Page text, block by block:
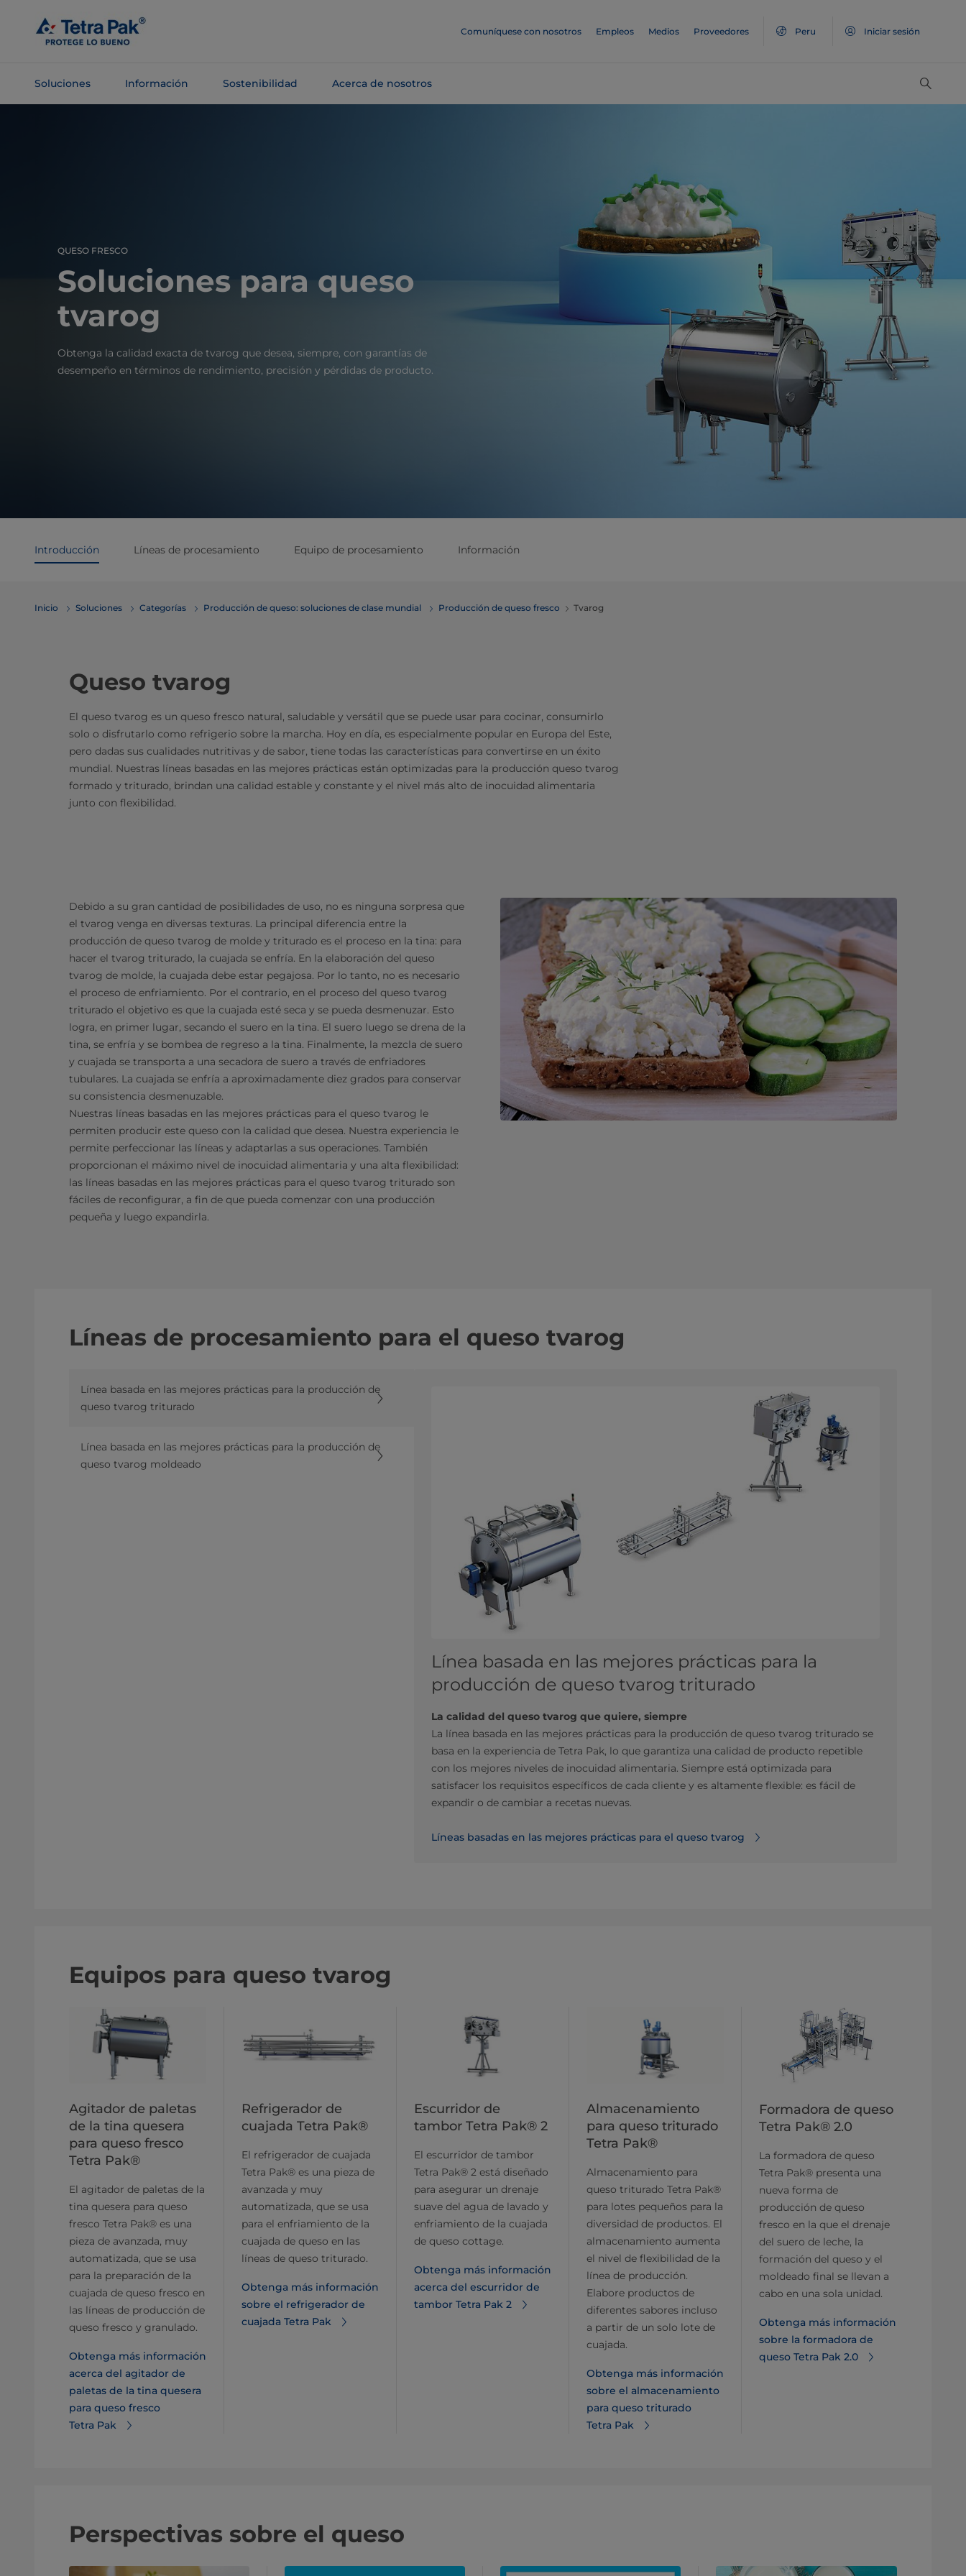
contenido
principal
Comuníquese con nosotros Empleos Medios Proveedores Peru Iniciar sesión
Soluciones Información Sostenibilidad Acerca de nosotros
QUESO FRESCO
Soluciones para queso
tvarog
Obtenga la calidad exacta de tvarog que desea, siempre, con garantías de
desempeño en términos de rendimiento, precisión y pérdidas de producto.
Introducción Líneas de procesamiento Equipo de procesamiento Información
Inicio Soluciones Categorías Producción de queso: soluciones de clase mundial Producción de queso fresco Tvarog
Queso tvarog
El queso tvarog es un queso fresco natural, saludable y versátil que se puede usar para cocinar, consumirlo
solo o disfrutarlo como refrigerio sobre la marcha. Hoy en día, es especialmente popular en Europa del Este,
pero dadas sus cualidades nutritivas y de sabor, tiene todas las características para convertirse en un éxito
mundial. Nuestras líneas basadas en las mejores prácticas están optimizadas para la producción queso tvarog
formado y triturado, brindan una calidad estable y constante y el nivel más alto de inocuidad alimentaria
junto con flexibilidad.
Debido a su gran cantidad de posibilidades de uso, no es ninguna sorpresa que
el tvarog venga en diversas texturas. La principal diferencia entre la
producción de queso tvarog de molde y triturado es el proceso en la tina: para
hacer el tvarog triturado, la cuajada se enfría. En la elaboración del queso
tvarog de molde, la cuajada debe estar pegajosa. Por lo tanto, no es necesario
el proceso de enfriamiento. Por el contrario, en el proceso del queso tvarog
triturado el objetivo es que la cuajada esté seca y se pueda desmenuzar. Esto
logra, en primer lugar, secando el suero en la tina. El suero luego se drena de la
tina, se enfría y se bombea de regreso a la tina. Finalmente, la mezcla de suero
y cuajada se transporta a una secadora de suero a través de enfriadores
tubulares. La cuajada se enfría a aproximadamente diez grados para conservar
su consistencia desmenuzable.
Nuestras líneas basadas en las mejores prácticas para el queso tvarog le
permiten producir este queso con la calidad que desea. Nuestra experiencia le
permite perfeccionar las líneas y adaptarlas a sus operaciones. También
proporcionan el máximo nivel de inocuidad alimentaria y una alta flexibilidad:
las líneas basadas en las mejores prácticas para el queso tvarog triturado son
fáciles de reconfigurar, a fin de que pueda comenzar con una producción
pequeña y luego expandirla.
Líneas de procesamiento para el queso tvarog
Línea basada en las mejores prácticas para la producción de
queso tvarog triturado
Línea basada en las mejores prácticas para la producción de
queso tvarog moldeado
Línea basada en las mejores prácticas para la
producción de queso tvarog triturado
La calidad del queso tvarog que quiere, siempre
La línea basada en las mejores prácticas para la producción de queso tvarog triturado se
basa en la experiencia de Tetra Pak, lo que garantiza una calidad de producto repetible
con los mejores niveles de inocuidad alimentaria. Siempre está optimizada para
satisfacer los requisitos específicos de cada cliente y es altamente flexible: es fácil de
expandir o de cambiar a recetas nuevas.
Líneas basadas en las mejores prácticas para el queso tvarog
Equipos para queso tvarog
Agitador de paletas
de la tina quesera
para queso fresco
Tetra Pak®
El agitador de paletas de la
tina quesera para queso
fresco Tetra Pak® es una
pieza de avanzada, muy
automatizada, que se usa
para la preparación de la
cuajada de queso fresco en
las líneas de producción de
queso fresco y granulado.
Obtenga más información
acerca del agitador de
paletas de la tina quesera
para queso fresco
Tetra Pak
Refrigerador de
cuajada Tetra Pak®
El refrigerador de cuajada
Tetra Pak® es una pieza de
avanzada y muy
automatizada, que se usa
para el enfriamiento de la
cuajada de queso en las
líneas de queso triturado.
Obtenga más información
sobre el refrigerador de
cuajada Tetra Pak
Escurridor de
tambor Tetra Pak® 2
El escurridor de tambor
Tetra Pak® 2 está diseñado
para asegurar un drenaje
suave del agua de lavado y
enfriamiento de la cuajada
de queso cottage.
Obtenga más información
acerca del escurridor de
tambor Tetra Pak 2
Almacenamiento
para queso triturado
Tetra Pak®
Almacenamiento para
queso triturado Tetra Pak®
para lotes pequeños para la
diversidad de productos. El
almacenamiento aumenta
el nivel de flexibilidad de la
línea de producción.
Elabore productos de
diferentes sabores incluso
a partir de un solo lote de
cuajada.
Obtenga más información
sobre el almacenamiento
para queso triturado
Tetra Pak
Formadora de queso
Tetra Pak® 2.0
La formadora de queso
Tetra Pak® presenta una
nueva forma de
producción de queso
fresco en la que el drenaje
del suero de leche, la
formación del queso y el
moldeado final se llevan a
cabo en una sola unidad.
Obtenga más información
sobre la formadora de
queso Tetra Pak 2.0
Perspectivas sobre el queso